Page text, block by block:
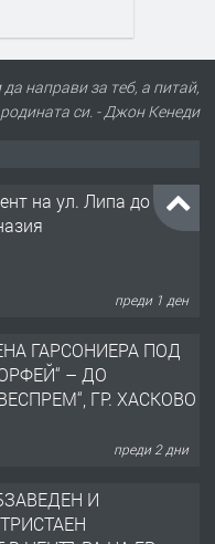
направи за теб, а питай,
си. - Джон Кенеди
на ул. Липа до
преди 1 ден
ГАРСОНИЕРА ПОД
– ДО
ГР. ХАСКОВО
преди 2 дни
И